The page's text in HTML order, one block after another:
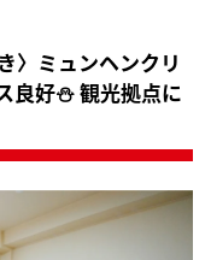
〉ミュンヘンクリ
良好⛄ 観光拠点に